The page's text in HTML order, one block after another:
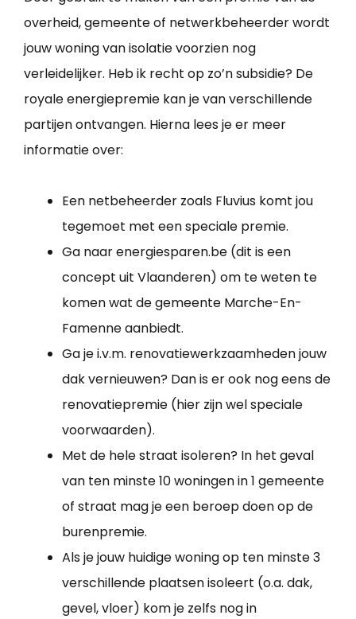
overheid, gemeente of netwerkbeheerder wordt
jouw woning van isolatie voorzien nog
verleidelijker. Heb ik recht op zo’n subsidie? De
royale energiepremie kan je van verschillende
partijen ontvangen. Hierna lees je er meer
informatie over:
Een netbeheerder zoals Fluvius komt jou
tegemoet met een speciale premie.
Ga naar energiesparen.be (dit is een
concept uit Vlaanderen) om te weten te
komen wat de gemeente Marche-En-
Famenne aanbiedt.
Ga je i.v.m. renovatiewerkzaamheden jouw
dak vernieuwen? Dan is er ook nog eens de
renovatiepremie (hier zijn wel speciale
voorwaarden).
Met de hele straat isoleren? In het geval
van ten minste 10 woningen in 1 gemeente
of straat mag je een beroep doen op de
burenpremie.
Als je jouw huidige woning op ten minste 3
verschillende plaatsen isoleert (o.a. dak,
gevel, vloer) kom je zelfs nog in